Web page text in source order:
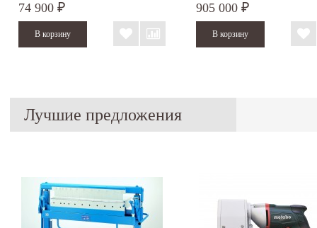
74 900 ₽ 905 000 ₽
Лучшие предложения